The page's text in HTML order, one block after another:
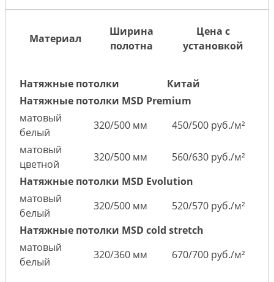
Материал
Ширина
полотна
Цена с
установкой
Натяжные потолки
Китай
Натяжные потолки MSD Premium
матовый
белый
320/500 мм
450/500 руб./м²
матовый
цветной
320/500 мм
560/630 руб./м²
Натяжные потолки MSD Evolution
матовый
белый
320/500 мм
520/570 руб./м²
Натяжные потолки MSD cold stretch
матовый
белый
320/360 мм 670/700 руб./м²